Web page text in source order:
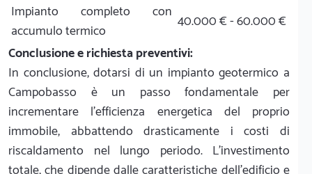
Impianto completo con
accumulo termico
40.000 € - 60.000 €
Conclusione e richiesta preventivi:
In conclusione, dotarsi di un impianto geotermico a
Campobasso è un passo fondamentale per
incrementare l'efficienza energetica del proprio
immobile, abbattendo drasticamente i costi di
riscaldamento nel lungo periodo. L'investimento